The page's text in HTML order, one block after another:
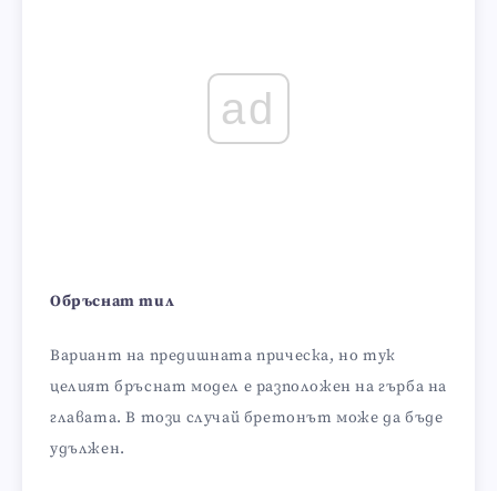
ad
Обръснат тил
Вариант на предишната прическа, но тук
целият бръснат модел е разположен на гърба на
главата. В този случай бретонът може да бъде
удължен.